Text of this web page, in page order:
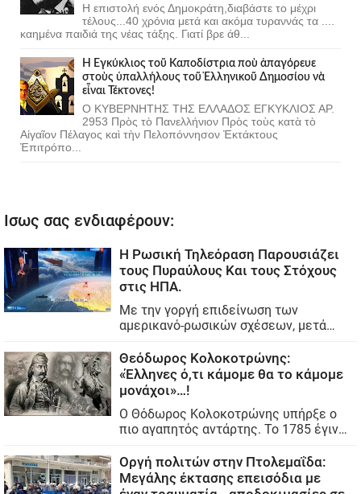
Η επιστολή ενός Δημοκράτη,διαβάστε το μέχρι
τέλους...40 χρόνια μετά και ακόμα τυραννάς τα ....
καημένα παιδιά της νέας τάξης. Γιατί βρε άθ...
Ἡ Ἐγκύκλιος τοῦ Καποδίστρια ποὺ ἀπαγόρευε
στοὺς ὑπαλλήλους τοῦ Ἑλληνικοῦ Δημοσίου νὰ
εἶναι Τέκτονες!
Ο ΚΥΒΕΡΝΗΤΗΣ ΤΗΣ ΕΛΛΑΔΟΣ ΕΓΚΥΚΛΙΟΣ ΑΡ.
2953 Πρὸς τὸ Πανελλήνιον Πρὸς τοὺς κατὰ τὸ
Αἰγαῖον Πέλαγος καὶ τὴν Πελοπόννησον Ἐκτάκτους
Ἐπιτρόπο...